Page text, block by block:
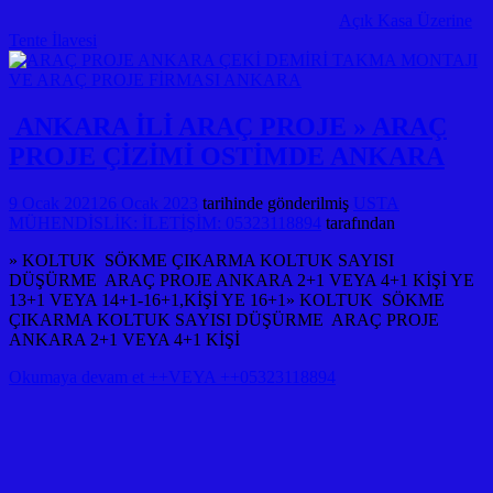
Açık Kasa Üzerine
Tente İlavesi
ANKARA İLİ ARAÇ PROJE » ARAÇ
PROJE ÇİZİMİ OSTİMDE ANKARA
9 Ocak 2021 26 Ocak 2023 tarihinde gönderilmiş USTA
MÜHENDİSLİK: İLETİŞİM: 05323118894 tarafından
» KOLTUK SÖKME ÇIKARMA KOLTUK SAYISI
DÜŞÜRME ARAÇ PROJE ANKARA 2+1 VEYA 4+1 KİŞİ YE
13+1 VEYA 14+1-16+1,KİŞİ YE 16+1» KOLTUK SÖKME
ÇIKARMA KOLTUK SAYISI DÜŞÜRME ARAÇ PROJE
ANKARA 2+1 VEYA 4+1 KİŞİ
Okumaya devam et ++VEYA ++05323118894